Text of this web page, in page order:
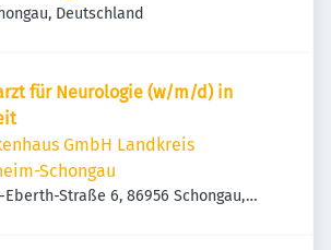
Deutschland
für Neurologie (w/m/d) in
GmbH Landkreis
Schongau
Eberth-Straße 6, 86956 Schongau,